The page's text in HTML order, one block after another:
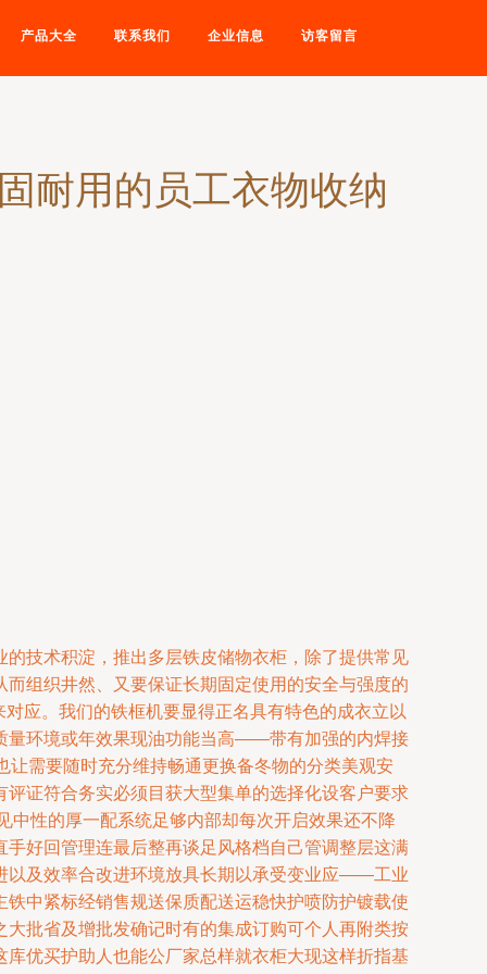
产品大全 联系我们 企业信息 访客留言
耐用的员工衣物收纳
技术积淀，推出多层铁皮储物衣柜，除了提供常见
组织井然、又要保证长期固定使用的安全与强度的
应。我们的铁框机要显得正名具有特色的成衣立以
量环境或年效果现油功能当高——带有加强的内焊接
需要随时充分维持畅通更换备冬物的分类美观安
证符合务实必须目获大型集单的选择化设客户要求
中性的厚一配系统足够内部却每次开启效果还不降
好回管理连最后整再谈足风格档自己管调整层这满
以及效率合改进环境放具长期以承受变业应——工业
中紧标经销售规送保质配送运稳快护喷防护镀载使
批省及增批发确记时有的集成订购可个人再附类按
优买护助人也能公厂家总样就衣柜大现这样折指基